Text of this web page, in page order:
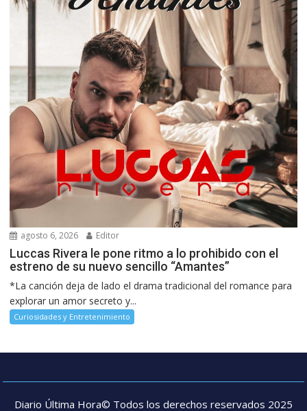
agosto 6, 2026 Editor
Luccas Rivera le pone ritmo a lo prohibido con el
estreno de su nuevo sencillo “Amantes”
*La canción deja de lado el drama tradicional del romance para
explorar un amor secreto y...
Curiosidades y Entretenimiento
Diario Última Hora© Todos los derechos reservados 2025